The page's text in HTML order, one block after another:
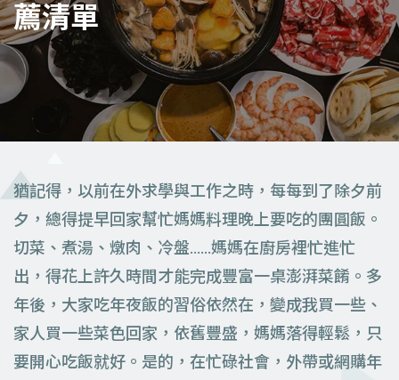
薦清單
猶記得，以前在外求學與工作之時，每每到了除夕前
夕，總得提早回家幫忙媽媽料理晚上要吃的團圓飯。
切菜、煮湯、燉肉、冷盤……媽媽在廚房裡忙進忙
出，得花上許久時間才能完成豐富一桌澎湃菜餚。多
年後，大家吃年夜飯的習俗依然在，變成我買一些、
家人買一些菜色回家，依舊豐盛，媽媽落得輕鬆，只
要開心吃飯就好。是的，在忙碌社會，外帶或網購年